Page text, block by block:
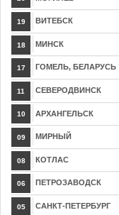
19 ВИТЕБСК
18 МИНСК
17 ГОМЕЛЬ, БЕЛАРУСЬ
11 СЕВЕРОДВИНСК
10 АРХАНГЕЛЬСК
09 МИРНЫЙ
08 КОТЛАС
06 ПЕТРОЗАВОДСК
05 САНКТ-ПЕТЕРБУРГ